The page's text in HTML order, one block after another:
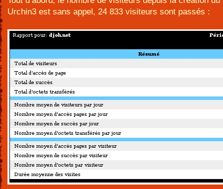
Urchin3 est sans appel, 24 833 visiteurs sont passés :